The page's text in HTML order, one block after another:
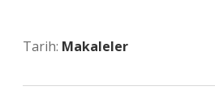
Tarih: Makaleler